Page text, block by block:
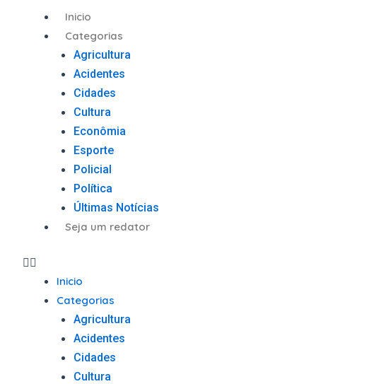
Inicio
Categorias
Agricultura
Acidentes
Cidades
Cultura
Econômia
Esporte
Policial
Política
Últimas Notícias
Seja um redator
Menu
Inicio
Categorias
Agricultura
Acidentes
Cidades
Cultura